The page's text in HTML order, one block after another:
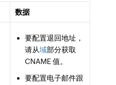
数据
要配置退回地址，
请从域部分获取
CNAME 值。
要配置电子邮件跟